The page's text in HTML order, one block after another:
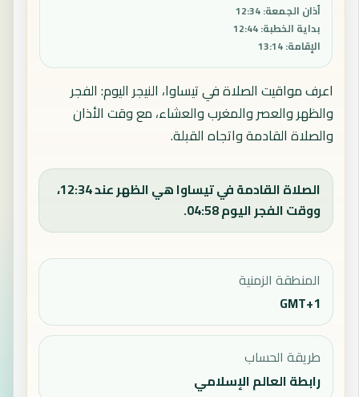
أذان الجمعة:
12:34
بداية الخطبة:
12:44
الإقامة:
13:14
اعرف مواقيت الصلاة في تيساوا، النيجر اليوم: الفجر
والظهر والعصر والمغرب والعشاء، مع وقت الأذان
والصلاة القادمة واتجاه القبلة.
الصلاة القادمة في تيساوا هي الظهر عند 12:34،
ووقت الفجر اليوم 04:58.
المنطقة الزمنية
GMT+1
طريقة الحساب
رابطة العالم الإسلامي